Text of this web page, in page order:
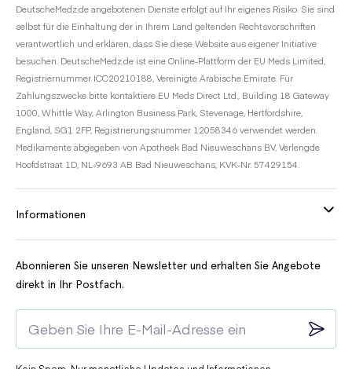
DeutscheMedz.de angebotenen Dienste erfolgt auf Ihr eigenes Risiko. Sie sind
selbst für die Einhaltung der in Ihrem Land geltenden Rechtsvorschriften
verantwortlich und erklären, dass Sie diese Website aus eigener Initiative
besuchen. DeutscheMedz.de ist eine Online-Plattform der EU Meds Limited,
Registriernummer ICC20210188, Vereinigte Arabische Emirate. Für
Zahlungszwecke bitte kontaktiere EU Meds Direct Ltd., Building 18 Gateway
1000, Whittle Way, Arlington Business Park, Stevenage, Hertfordshire,
England, SG1 2FP, Registrierungsnummer 12058346 verwendet werden.
Medikamente abgegeben von Apotheek Bad Nieuweschans BV, Verlengde
Hoofdstraat 1D, NL-9693 AB Bad Nieuweschans, KVK-Nr. 57429154.
Informationen
Abonnieren Sie unseren Newsletter und erhalten Sie Angebote
direkt in Ihr Postfach.